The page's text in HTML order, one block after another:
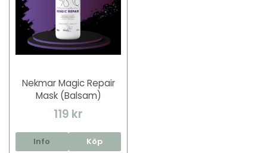
Nekmar Magic Repair
Mask (Balsam)
119 kr
Info Köp